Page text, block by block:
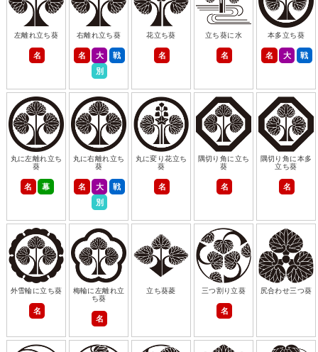
左離れ立ち葵
名
右離れ立ち葵
名 大
戦
別
花立ち葵
名
立ち葵に水
名
本多立ち葵
名 大 戦
丸に左離れ立ち
葵
名 幕
丸に右離れ立ち
葵
名 大
戦
別
丸に変り花立ち
葵
名
隅切り角に立ち
葵
名
隅切り角に本多
立ち葵
名
外雪輪に立ち葵
名
梅輪に左離れ立
ち葵
名
立ち葵菱 三つ割り立葵
名
尻合わせ三つ葵